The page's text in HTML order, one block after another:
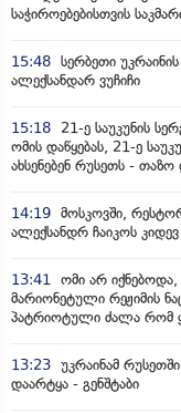
საჭიროებებისთვის
15:48 სერბეთი
ალექსანდარ ვუჩიჩი
15:18
21-ე საუკუნის
ომის დაწყებას, 21-ე
ახსენებენ რუსეთს -
14:19 მოსკოვში,
ალექსანდრ ჩაიკოს
13:41
ომი არ
მარიონეტული რეჟიმის
პატრიოტული ძალა რომ
13:23 უკრაინამ
დაარტყა - გენშტაბი